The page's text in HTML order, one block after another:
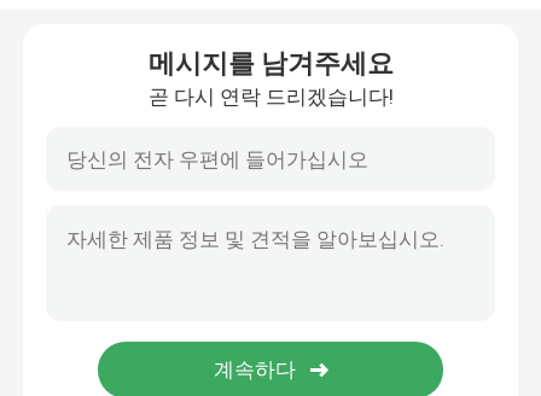
자동 병 충전기메시지를 남겨주세요
곧 다시 연락 드리겠습니다!